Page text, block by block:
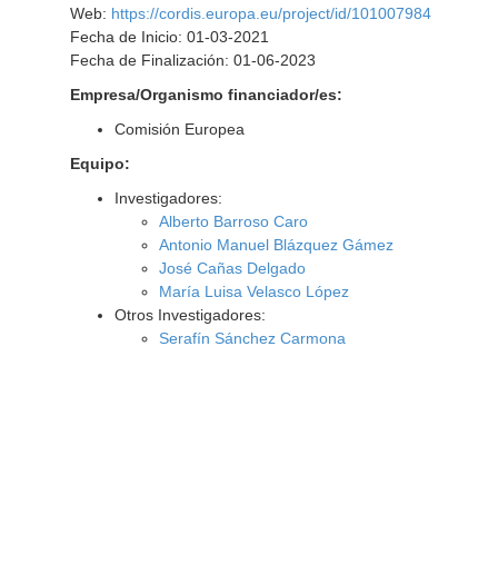
Web: https://cordis.europa.eu/project/id/101007984
Fecha de Inicio: 01-03-2021
Fecha de Finalización: 01-06-2023
Empresa/Organismo financiador/es:
Comisión Europea
Equipo:
Investigadores:
Alberto Barroso Caro
Antonio Manuel Blázquez Gámez
José Cañas Delgado
María Luisa Velasco López
Otros Investigadores:
Serafín Sánchez Carmona